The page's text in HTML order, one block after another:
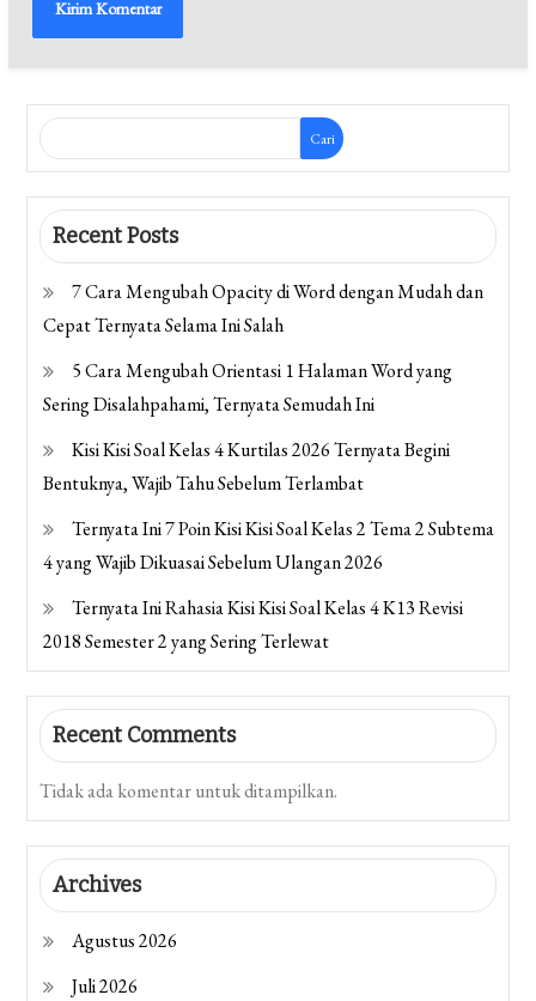
Cari
Recent Posts
7 Cara Mengubah Opacity di Word dengan Mudah dan
Cepat Ternyata Selama Ini Salah
5 Cara Mengubah Orientasi 1 Halaman Word yang
Sering Disalahpahami, Ternyata Semudah Ini
Kisi Kisi Soal Kelas 4 Kurtilas 2026 Ternyata Begini
Bentuknya, Wajib Tahu Sebelum Terlambat
Ternyata Ini 7 Poin Kisi Kisi Soal Kelas 2 Tema 2 Subtema
4 yang Wajib Dikuasai Sebelum Ulangan 2026
Ternyata Ini Rahasia Kisi Kisi Soal Kelas 4 K13 Revisi
2018 Semester 2 yang Sering Terlewat
Recent Comments
Tidak ada komentar untuk ditampilkan.
Archives
Agustus 2026
Juli 2026